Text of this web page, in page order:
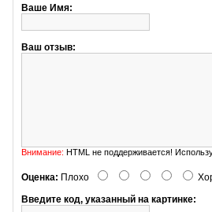
Ваше Имя:
Ваш отзыв:
Внимание: HTML не поддерживается!
Оценка: Плохо
Введите код, указанный на картинке: